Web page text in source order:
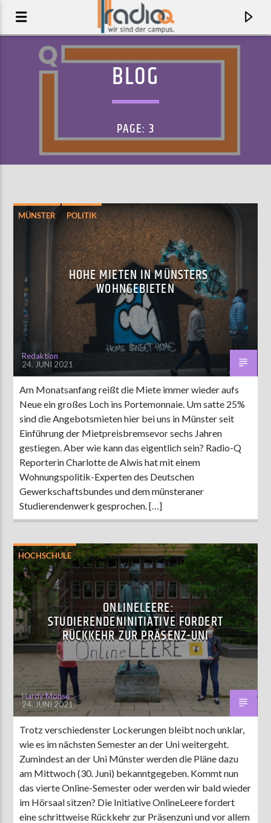
AKTUELLER TRACK
AKTUELLE SENDUNG
MOEBIUS
00:00 09:00
ZU HÖREN INMünster 90,9 MHzSteinfurt 103,9 MHz
BLOG
PAGE: 3
MÜNSTER POLITIK
HOHE MIETEN IN MÜNSTERS
WOHNGEBIETEN
Redaktion
24. JUNI 2021
Am Monatsanfang reißt die Miete immer wieder aufs
Neue ein großes Loch ins Portemonnaie. Um satte 25%
sind die Angebotsmieten hier bei uns in Münster seit
Einführung der Mietpreisbremsevor sechs Jahren
gestiegen. Aber wie kann das eigentlich sein? Radio-Q
Reporterin Charlotte de Alwis hat mit einem
Wohnungspolitik-Experten des Deutschen
Gewerkschaftsbundes und dem münsteraner
Studierendenwerk gesprochen. […]
HOCHSCHULE
ONLINELEERE:
STUDIERENDENINITIATIVE FORDERT
RÜCKKEHR ZUR PRÄSENZ-UNI
Hardy Monse
24. JUNI 2021
Trotz verschiedenster Lockerungen bleibt noch unklar,
wie es im nächsten Semester an der Uni weitergeht.
Zumindest an der Uni Münster werden die Pläne dazu
am Mittwoch (30. Juni) bekanntgegeben. Kommt nun
das vierte Online-Semester oder werden wir bald wieder
im Hörsaal sitzen? Die Initiative OnlineLeere fordert
eine schrittweise Rückkehr zur Präsenzuni und vor allem